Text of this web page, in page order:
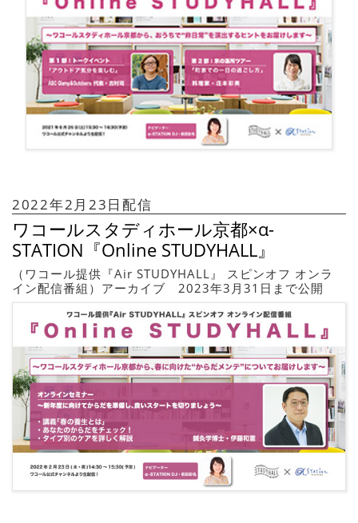
2022年2月23日配信
ワコールスタディホール京都×α-
STATION『Online STUDYHALL』
（ワコール提供『Air STUDYHALL』 スピンオフ オンラ
イン配信番組）アーカイブ 2023年3月31日まで公開